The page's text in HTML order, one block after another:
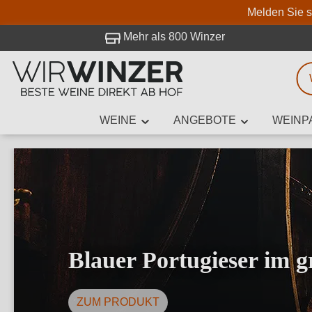
Melden Sie
Mehr als 800 Winzer
WEINE ANGEBOTE
Blauer Portugieser im
ZUM PRODUKT
Weinsuche
Mindestens 3
bei WirWinzer.